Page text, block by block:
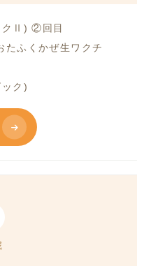
クⅡ) ②回目
たふくかぜ生ワクチ
ク)